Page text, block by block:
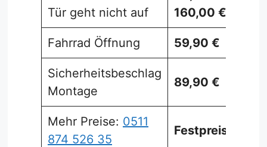
Tür geht nicht auf
160,00 €
Fahrrad Öffnung 59,90 €
Sicherheitsbeschlag
Montage
89,90 €
Mehr Preise: 0511
874 526 35
Festpreise